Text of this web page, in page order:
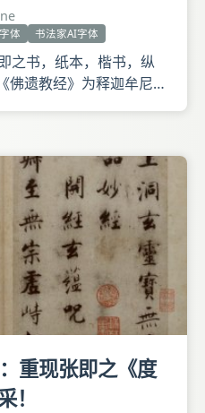
体 书法家AI字体
之书，纸本，楷书，纵
一。楷书取法唐人，个人
重现张即之《度
！